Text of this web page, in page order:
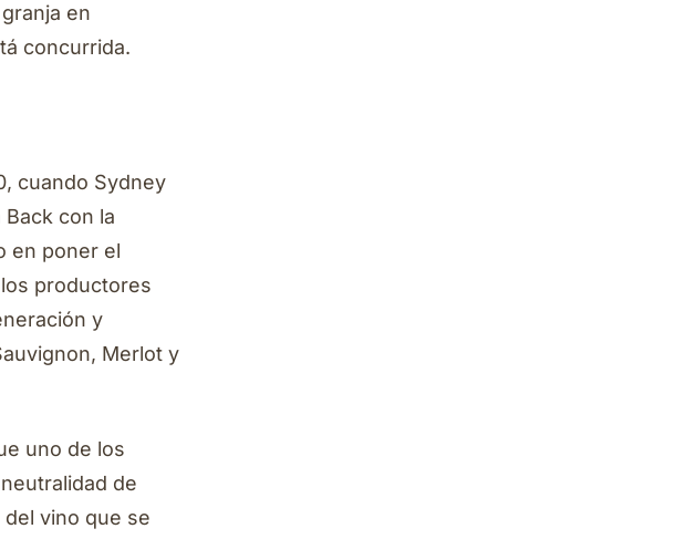
en
concurrida.
cuando Sydney
con la
en poner el
productores
y
Merlot y
uno de los
de
vino que se